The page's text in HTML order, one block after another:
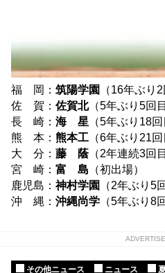
福 岡： 筑陽学園
（16年ぶり2
佐 賀： 佐賀北（5年ぶり5回目
長 崎： 海 星 （5年ぶり18回
熊 本： 熊本工 （6年ぶり21回
大 分： 藤 蔭 （2年連続3回
宮 崎： 富 島 （初出場）
鹿児島：神村学園
（2年ぶり5
沖 縄： 沖縄尚学 （5年ぶり8
その他ニュース ニュース